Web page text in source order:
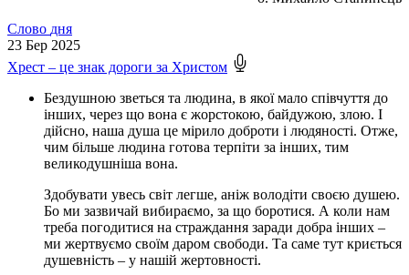
Слово дня
23 Бер 2025
Хрест – це знак дороги за Христом
Бездушною зветься та людина, в якої мало співчуття до
інших, через що вона є жорстокою, байдужою, злою. І
дійсно, наша душа це мірило доброти і людяності. Отже,
чим більше людина готова терпіти за інших, тим
великодушніша вона.
Здобувати увесь світ легше, аніж володіти своєю душею.
Бо ми зазвичай вибираємо, за що боротися. А коли нам
треба погодитися на страждання заради добра інших –
ми жертвуємо своїм даром свободи. Та саме тут криється
душевність – у нашій жертовності.